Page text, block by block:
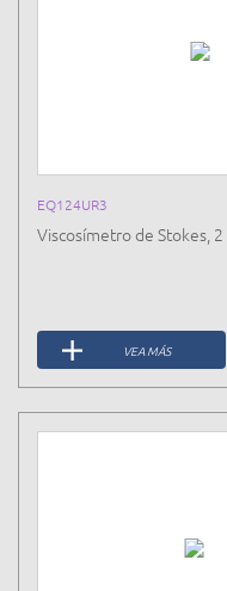
EQ124UR3
Viscosímetro de Stokes,
VEA MÁS